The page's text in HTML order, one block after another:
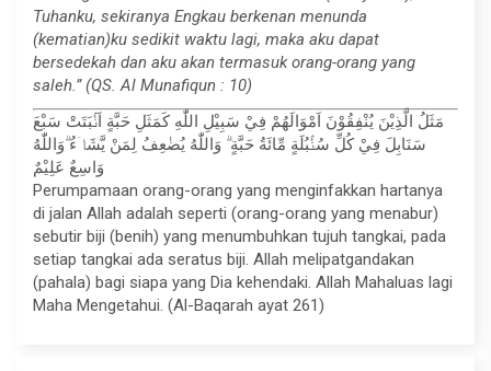
Tuhanku, sekiranya Engkau berkenan menunda
(kematian)ku sedikit waktu lagi, maka aku dapat
bersedekah dan aku akan termasuk orang-orang yang
saleh.” (QS. Al Munafiqun : 10)
مَثَلُ الَّذِيْنَ يُنْفِقُوْنَ اَمْوَالَهُمْ فِيْ سَبِيْلِ اللّٰهِ كَمَثَلِ حَبَّةٍ اَنْۢبَتَتْ سَبْعَ
سَنَابِلَ فِيْ كُلِّ سُنْۢبُلَةٍ مِّائَةُ حَبَّةٍ ۗ وَاللّٰهُ يُضٰعِفُ لِمَنْ يَّشَاۤءُ ۗوَاللّٰهُ
وَاسِعٌ عَلِيْمٌ
Perumpamaan orang-orang yang menginfakkan hartanya
di jalan Allah adalah seperti (orang-orang yang menabur)
sebutir biji (benih) yang menumbuhkan tujuh tangkai, pada
setiap tangkai ada seratus biji. Allah melipatgandakan
(pahala) bagi siapa yang Dia kehendaki. Allah Mahaluas lagi
Maha Mengetahui. (Al-Baqarah ayat 261)